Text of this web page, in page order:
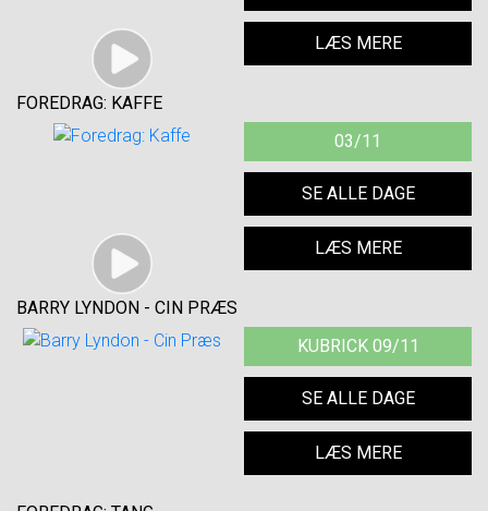
LÆS MERE
FOREDRAG: KAFFE
03/11
SE ALLE DAGE
LÆS MERE
BARRY LYNDON - CIN PRÆS
KUBRICK 09/11
SE ALLE DAGE
LÆS MERE